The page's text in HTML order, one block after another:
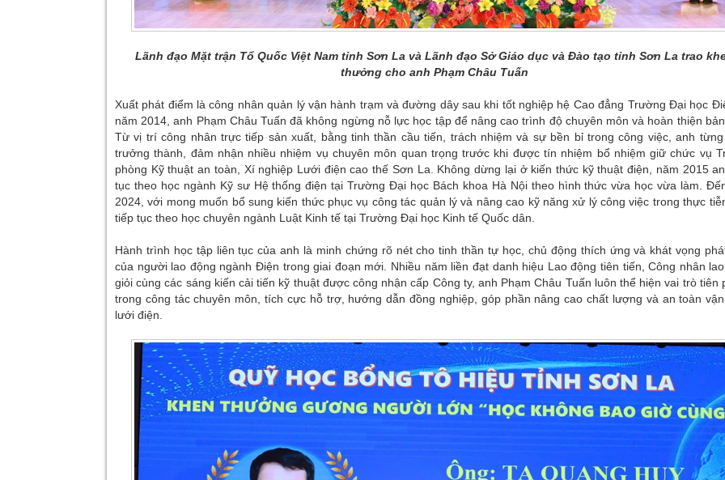
Lãnh đạo Mặt trận Tổ Quốc Việt Nam tỉnh Sơn La và Lãnh đạo Sở Giáo dục và Đào tạo tỉnh Sơn La trao
thưởng cho anh Phạm Châu Tuấn
Xuất phát điểm là công nhân quản lý vận hành trạm và đường dây sau khi tốt nghiệp hệ Cao đẳng Trường Đại học
năm 2014, anh Phạm Châu Tuấn đã không ngừng nỗ lực học tập để nâng cao trình độ chuyên môn và hoàn thiện bản
Từ vị trí công nhân trực tiếp sản xuất, bằng tinh thần cầu tiến, trách nhiệm và sự bền bỉ trong công việc, anh
trưởng thành, đảm nhận nhiều nhiệm vụ chuyên môn quan trọng trước khi được tín nhiệm bổ nhiệm giữ chức vụ
phòng Kỹ thuật an toàn, Xí nghiệp Lưới điện cao thế Sơn La. Không dừng lại ở kiến thức kỹ thuật điện, năm 2015
tục theo học ngành Kỹ sư Hệ thống điện tại Trường Đại học Bách khoa Hà Nội theo hình thức vừa học vừa làm.
2024, với mong muốn bổ sung kiến thức phục vụ công tác quản lý và nâng cao kỹ năng xử lý công việc trong thực
tiếp tục theo học chuyên ngành Luật Kinh tế tại Trường Đại học Kinh tế Quốc dân.
Hành trình học tập liên tục của anh là minh chứng rõ nét cho tinh thần tự học, chủ động thích ứng và khát vọng
của người lao động ngành Điện trong giai đoạn mới. Nhiều năm liền đạt danh hiệu Lao động tiên tiến, Công nhân
giỏi cùng các sáng kiến cải tiến kỹ thuật được công nhận cấp Công ty, anh Phạm Châu Tuấn luôn thể hiện vai trò tiên
trong công tác chuyên môn, tích cực hỗ trợ, hướng dẫn đồng nghiệp, góp phần nâng cao chất lượng và an toàn
lưới điện.